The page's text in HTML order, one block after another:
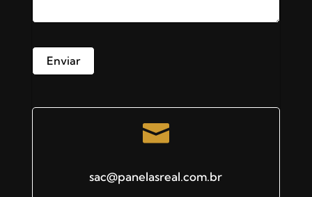

sac@panelasreal.com.br